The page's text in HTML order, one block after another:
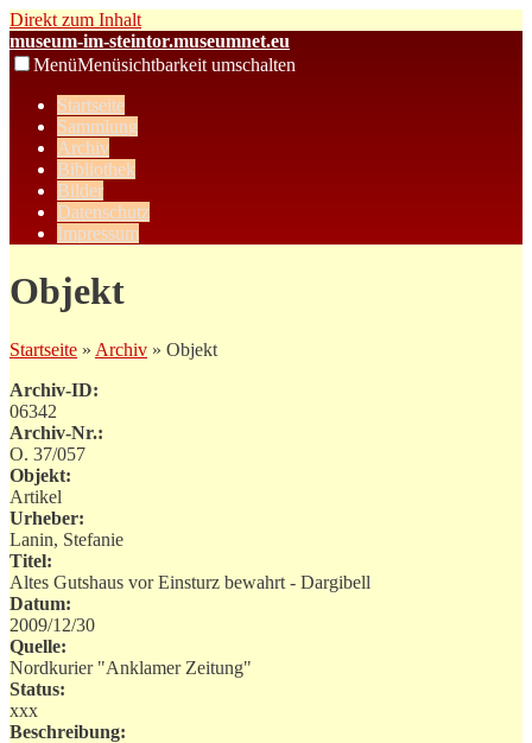
Direkt zum Inhalt
museum-im-steintor.museumnet.eu
MenüMenüsichtbarkeit umschalten
Startseite
Sammlung
Archiv
Bibliothek
Bilder
Datenschutz
Impressum
Objekt
Startseite » Archiv » Objekt
Archiv-ID:
06342
Archiv-Nr.:
O. 37/057
Objekt:
Artikel
Urheber:
Lanin, Stefanie
Titel:
Altes Gutshaus vor Einsturz bewahrt - Dargibell
Datum:
2009/12/30
Quelle:
Nordkurier "Anklamer Zeitung"
Status:
xxx
Beschreibung: